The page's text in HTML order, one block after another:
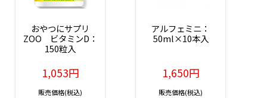
おやつにサプリ
ZOO　ビタミンD：
150粒入
1,053円
販売価格(税込)
アルフェミニ：
50ml×10本入
1,650円
販売価格(税込)